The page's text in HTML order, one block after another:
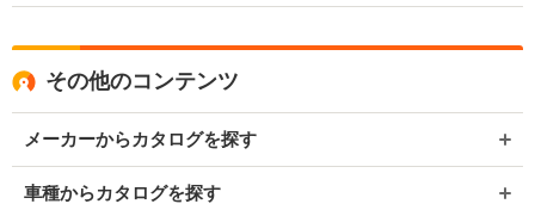
その他のコンテンツ
メーカーからカタログを探す
車種からカタログを探す